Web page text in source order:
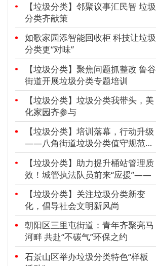
【垃圾分类】邻聚议事汇民智 垃圾
分类齐献策
如歌家园添智能回收柜 科技让垃圾
分类更“对味”
【垃圾分类】聚焦问题抓整改 鲁谷
街道开展垃圾分类专题培训
【垃圾分类】垃圾分类我带头，美
化家园齐参与
【垃圾分类】培训落幕，行动升级
——八角街道垃圾分类值守规范培
训会圆满落幕
【垃圾分类】助力提升桶站管理质
效！城管执法队员前来“应援”——
【垃圾分类】关注垃圾分类新变
化，倡导社会文明新风尚
朝阳区三里屯街道：青年齐聚亮马
河畔 共赴“不碳气”环保之约
石景山区举办垃圾分类特色“样板